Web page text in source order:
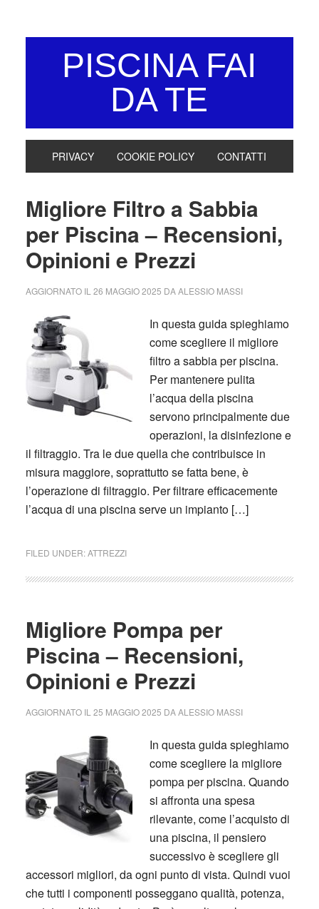
PISCINA FAI
DA TE
PRIVACY COOKIE POLICY CONTATTI
Migliore Filtro a Sabbia
per Piscina – Recensioni,
Opinioni e Prezzi
AGGIORNATO IL 26 MAGGIO 2025 DAALESSIO MASSI
In questa guida spieghiamo
come scegliere il migliore
filtro a sabbia per piscina.
Per mantenere pulita
l’acqua della piscina
servono principalmente due
operazioni, la disinfezione e
il filtraggio. Tra le due quella che contribuisce in
misura maggiore, soprattutto se fatta bene, è
l’operazione di filtraggio. Per filtrare efficacemente
l’acqua di una piscina serve un impianto […]
FILED UNDER:ATTREZZI
Migliore Pompa per
Piscina – Recensioni,
Opinioni e Prezzi
AGGIORNATO IL 25 MAGGIO 2025 DAALESSIO MASSI
In questa guida spieghiamo
come scegliere la migliore
pompa per piscina. Quando
si affronta una spesa
rilevante, come l’acquisto di
una piscina, il pensiero
successivo è scegliere gli
accessori migliori, da ogni punto di vista. Quindi vuoi
che tutti i componenti posseggano qualità, potenza,